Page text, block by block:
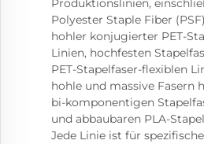
Produktionslinien,
Polyester Staple Fiber
hohler konjugierter PET-
Linien, hochfesten
PET-Stapelfaser-flexiblen
hohle und massive Fasern
bi-komponentigen
und abbaubaren PLA-
Jede Linie ist für spezifische